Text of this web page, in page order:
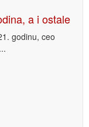
a i ostale
godinu, ceo